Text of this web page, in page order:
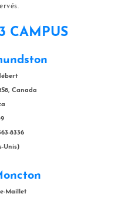
CAMPUS
Canada
8336
Unis)
Maillet